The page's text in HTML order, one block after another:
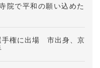
で平和の願い込めた
権に出場 市出身、京